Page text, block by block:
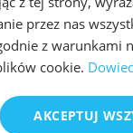
przez nas
z warunkami
cookie.
AKCEPTUJ